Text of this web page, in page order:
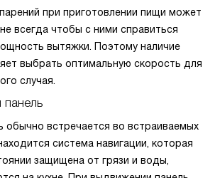
при приготовлении пищи может
всегда чтобы с ними справиться
вытяжки. Поэтому наличие
выбрать оптимальную скорость для
случая.
обычно встречается во встраиваемых
система навигации, которая
защищена от грязи и воды,